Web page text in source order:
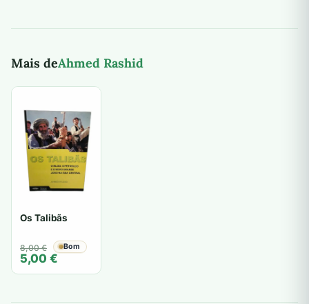
Mais deAhmed Rashid
Os Talibãs
8,00€
O
preço
original
8,00 €.
5,00 €
O
preço
atual
5,00 €.
Bom